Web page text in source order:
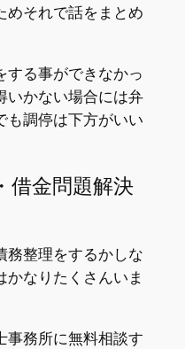
めそれで話をまとめ
する事ができなかっ
いかない場合には弁
も調停は下方がいい
借金問題解決
務整理をするかしな
かなりたくさんいま
事務所に無料相談す